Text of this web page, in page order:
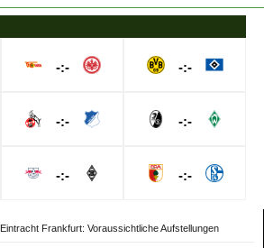
-:-
-:-
-:-
-:-
-:-
-:-
Frankfurt: Voraussichtliche Aufstellungen